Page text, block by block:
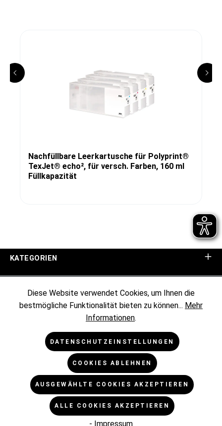
Nachfüllbare Leerkartusche für Polyprint®
TexJet® echo², für versch. Farben, 160 ml
Füllkapazität
KATEGORIEN
KUNDENINFORMATIONEN
RECHTLICHES
* Alle Preise exkl. gesetzl. Mehrwertsteuer zzgl.
Versandkosten
und ggf. Nachnahmegebühren, wenn nicht
anders angegeben.
Diese Website verwendet Cookies, um Ihnen die
bestmögliche Funktionalität bieten zu können... Mehr
Informationen.
DATENSCHUTZEINSTELLUNGEN
COOKIES ABLEHNEN
AUSGEWÄHLTE COOKIES AKZEPTIEREN
ALLE COOKIES AKZEPTIEREN
- Impressum